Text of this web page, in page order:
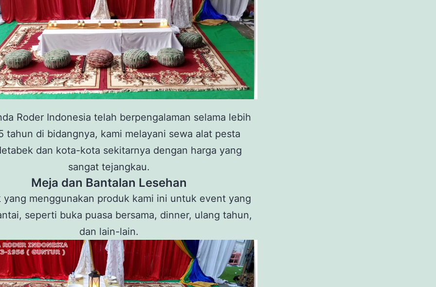
Roder Indonesia telah berpengalaman selama lebih
tahun di bidangnya, kami melayani sewa alat pesta
dan kota-kota sekitarnya dengan harga yang
sangat tejangkau.
Meja dan Bantalan Lesehan
yang menggunakan produk kami ini untuk event yang
seperti buka puasa bersama, dinner, ulang tahun,
dan lain-lain.